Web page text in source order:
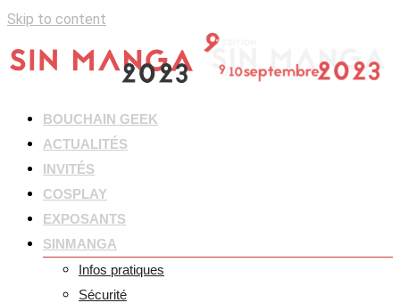
Skip to content
BOUCHAIN GEEK
ACTUALITÉS
INVITÉS
COSPLAY
EXPOSANTS
SINMANGA
Infos pratiques
Sécurité